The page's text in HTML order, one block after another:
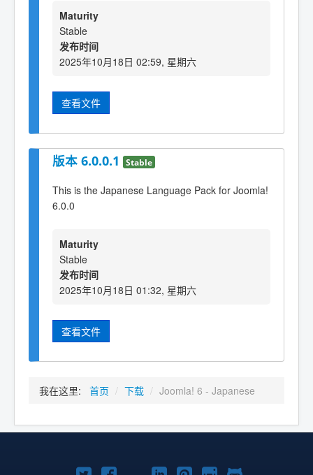
Maturity
Stable
发布时间
2025年10月18日 02:59, 星期六
查看文件
版本 6.0.0.1 Stable
This is the Japanese Language Pack for Joomla!
6.0.0
Maturity
Stable
发布时间
2025年10月18日 01:32, 星期六
查看文件
我在这里: 首页 / 下载 / Joomla! 6 - Japanese